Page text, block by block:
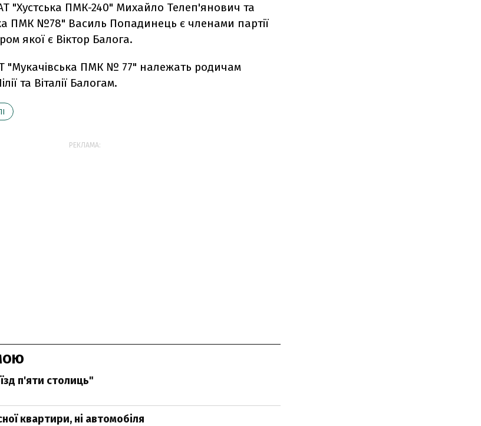
"Хустська ПМК-240" Михайло Телеп'янович та
ПМК №78" Василь Попадинець є членами партії
якої є Віктор Балога.
"Мукачівська ПМК № 77" належать родичам
та Віталії Балогам.
РЕКЛАМА:
п'яти столиць"
квартири, ні автомобіля